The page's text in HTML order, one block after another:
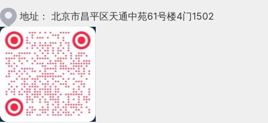
2023年1月(78)
2022年12月(45)
2022年11月(69)
2022年10月(51)
2022年9月(135)
地址： 北京市昌平区天通中苑61号楼4门1502